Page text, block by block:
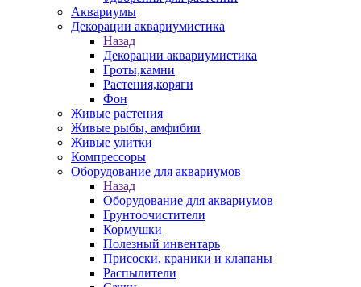
Аквариумы
Декорации аквариумистика
Назад
Декорации аквариумистика
Гроты,камни
Растения,коряги
Фон
Живые растения
Живые рыбы, амфибии
Живые улитки
Компрессоры
Оборудование для аквариумов
Назад
Оборудование для аквариумов
Грунтоочистители
Кормушки
Полезный инвентарь
Присоски, краники и клапаны
Распылители